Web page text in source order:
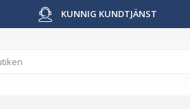
KUNNIG KUNDTJÄNST